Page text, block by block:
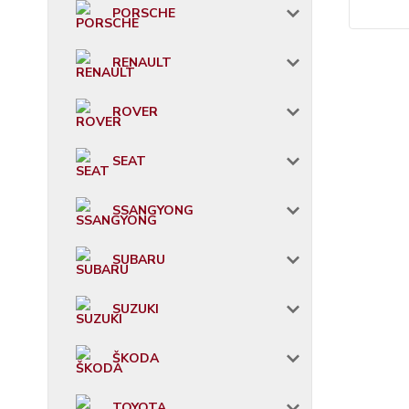
PORSCHE
RENAULT
ROVER
SEAT
SSANGYONG
SUBARU
SUZUKI
ŠKODA